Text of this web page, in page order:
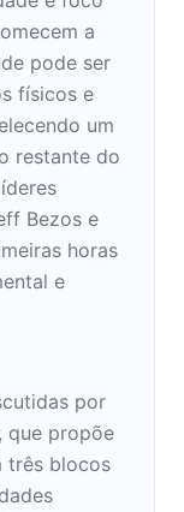
a
pode ser
físicos e
um
restante do
Bezos e
horas
e
por
que propõe
três blocos